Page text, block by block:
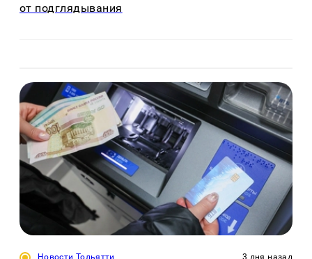
от подглядывания
Новости Тольятти 3 дня назад